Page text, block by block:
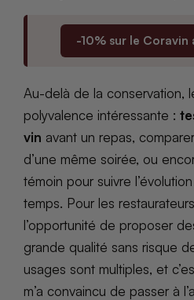
-10% sur le Coravin
Au-delà de la conservation,
polyvalence intéressante :
vin avant un repas,
d’une même soirée, ou
témoin pour suivre
temps. Pour les
l’opportunité de proposer
grande qualité sans risque
usages sont multiples, et
m’a convaincu de passer à